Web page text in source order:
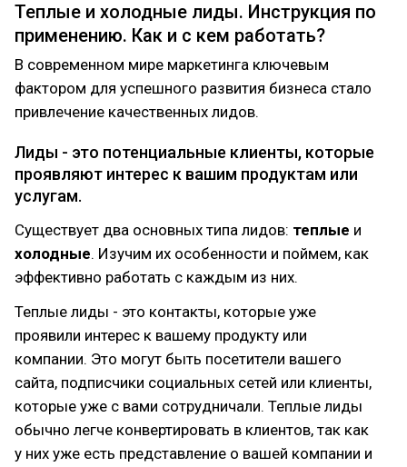
Теплые и холодные лиды. Инструкция по
применению. Как и с кем работать?
В современном мире маркетинга ключевым
фактором для успешного развития бизнеса стало
привлечение качественных лидов.
Лиды - это потенциальные клиенты, которые
проявляют интерес к вашим продуктам или
услугам.
Существует два основных типа лидов: теплые и
холодные. Изучим их особенности и поймем, как
эффективно работать с каждым из них.
Теплые лиды - это контакты, которые уже
проявили интерес к вашему продукту или
компании. Это могут быть посетители вашего
сайта, подписчики социальных сетей или клиенты,
которые уже с вами сотрудничали. Теплые лиды
обычно легче конвертировать в клиентов, так как
у них уже есть представление о вашей компании и